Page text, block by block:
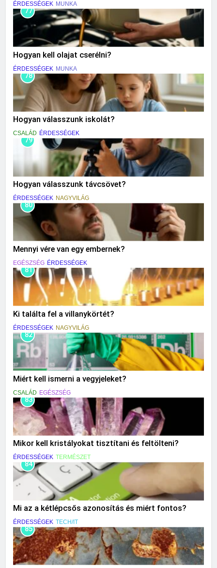
ÉRDESSÉGEK MUNKA
77
Hogyan kell olajat cserélni?
ÉRDESSÉGEK MUNKA
78
Hogyan válasszunk iskolát?
CSALÁD ÉRDESSÉGEK
79
Hogyan válasszunk távcsövet?
ÉRDESSÉGEK NAGYVILÁG
80
Mennyi vére van egy embernek?
EGÉSZSÉG ÉRDESSÉGEK
81
Ki találta fel a villanykörtét?
ÉRDESSÉGEK NAGYVILÁG
82
Miért kell ismerni a vegyjeleket?
CSALÁD EGÉSZSÉG
83
Mikor kell kristályokat tisztítani és feltölteni?
ÉRDESSÉGEK TERMÉSZET
84
Mi az a kétlépcsős azonosítás és miért fontos?
ÉRDESSÉGEK TECH/IT
85